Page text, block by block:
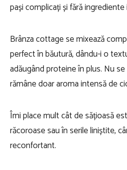
pași complicați și fără ingrediente
Brânza cottage se mixează
perfect în băutură, dându-i o
adăugând proteine în plus. Nu
rămâne doar aroma intensă de
Îmi place mult cât de sățioasă
răcoroase sau în serile liniștite,
reconfortant.